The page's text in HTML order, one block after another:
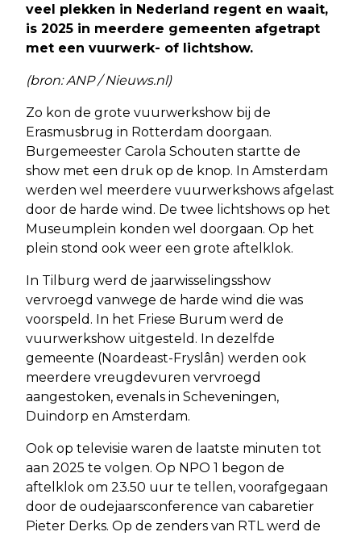
veel plekken in Nederland regent en waait,
is 2025 in meerdere gemeenten afgetrapt
met een vuurwerk- of lichtshow.
(bron: ANP / Nieuws.nl)
Zo kon de grote vuurwerkshow bij de
Erasmusbrug in Rotterdam doorgaan.
Burgemeester Carola Schouten startte de
show met een druk op de knop. In Amsterdam
werden wel meerdere vuurwerkshows afgelast
door de harde wind. De twee lichtshows op het
Museumplein konden wel doorgaan. Op het
plein stond ook weer een grote aftelklok.
In Tilburg werd de jaarwisselingsshow
vervroegd vanwege de harde wind die was
voorspeld. In het Friese Burum werd de
vuurwerkshow uitgesteld. In dezelfde
gemeente (Noardeast-Fryslân) werden ook
meerdere vreugdevuren vervroegd
aangestoken, evenals in Scheveningen,
Duindorp en Amsterdam.
Ook op televisie waren de laatste minuten tot
aan 2025 te volgen. Op NPO 1 begon de
aftelklok om 23.50 uur te tellen, voorafgegaan
door de oudejaarsconference van cabaretier
Pieter Derks. Op de zenders van RTL werd de